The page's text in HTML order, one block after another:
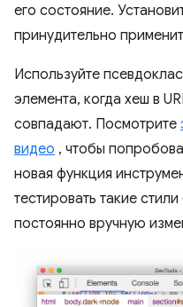
его состояние.
принудительно
Используйте
элемента, когда хеш в
совпадают. Посмотрите
видео , чтобы
новая функция
тестировать такие
постоянно вручную